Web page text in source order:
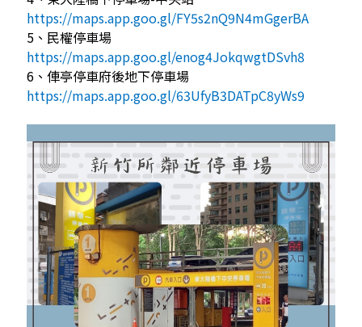
https://maps.app.goo.gl/FY5s2nQ9N4mGgerBA
5、民權停車場
https://maps.app.goo.gl/enog4JokqwgtDSvh8
6、俥亭停車府後地下停車場
https://maps.app.goo.gl/63UfyB3DATpC8yWs9